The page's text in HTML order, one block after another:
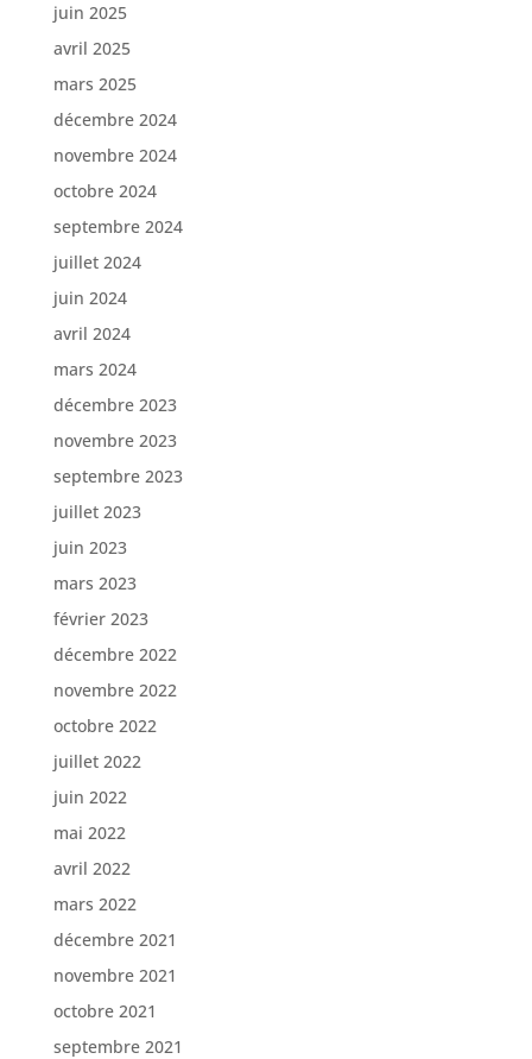
juin 2025
avril 2025
mars 2025
décembre 2024
novembre 2024
octobre 2024
septembre 2024
juillet 2024
juin 2024
avril 2024
mars 2024
décembre 2023
novembre 2023
septembre 2023
juillet 2023
juin 2023
mars 2023
février 2023
décembre 2022
novembre 2022
octobre 2022
juillet 2022
juin 2022
mai 2022
avril 2022
mars 2022
décembre 2021
novembre 2021
octobre 2021
septembre 2021